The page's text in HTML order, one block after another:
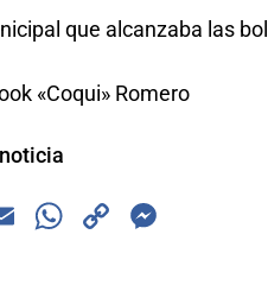
que alcanzaba las
«Coqui» Romero
E
W
C